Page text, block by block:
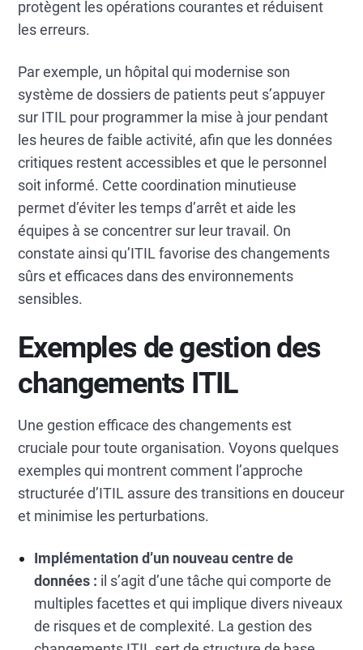
protègent les opérations courantes et réduisent
les erreurs.
Par exemple, un hôpital qui modernise son
système de dossiers de patients peut s’appuyer
sur ITIL pour programmer la mise à jour pendant
les heures de faible activité, afin que les données
critiques restent accessibles et que le personnel
soit informé. Cette coordination minutieuse
permet d’éviter les temps d’arrêt et aide les
équipes à se concentrer sur leur travail. On
constate ainsi qu’ITIL favorise des changements
sûrs et efficaces dans des environnements
sensibles.
Exemples de gestion des
changements ITIL
Une gestion efficace des changements est
cruciale pour toute organisation. Voyons quelques
exemples qui montrent comment l’approche
structurée d’ITIL assure des transitions en douceur
et minimise les perturbations.
Implémentation d’un nouveau centre de
données : il s’agit d’une tâche qui comporte de
multiples facettes et qui implique divers niveaux
de risques et de complexité. La gestion des